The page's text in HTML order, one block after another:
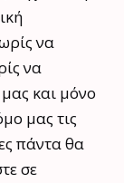
να
να
και μόνο
μας τις
πάντα θα
σε